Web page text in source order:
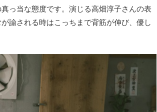
っ当な態度です。演じる高畑淳子さんの表
諭される時はこっちまで背筋が伸び、優し